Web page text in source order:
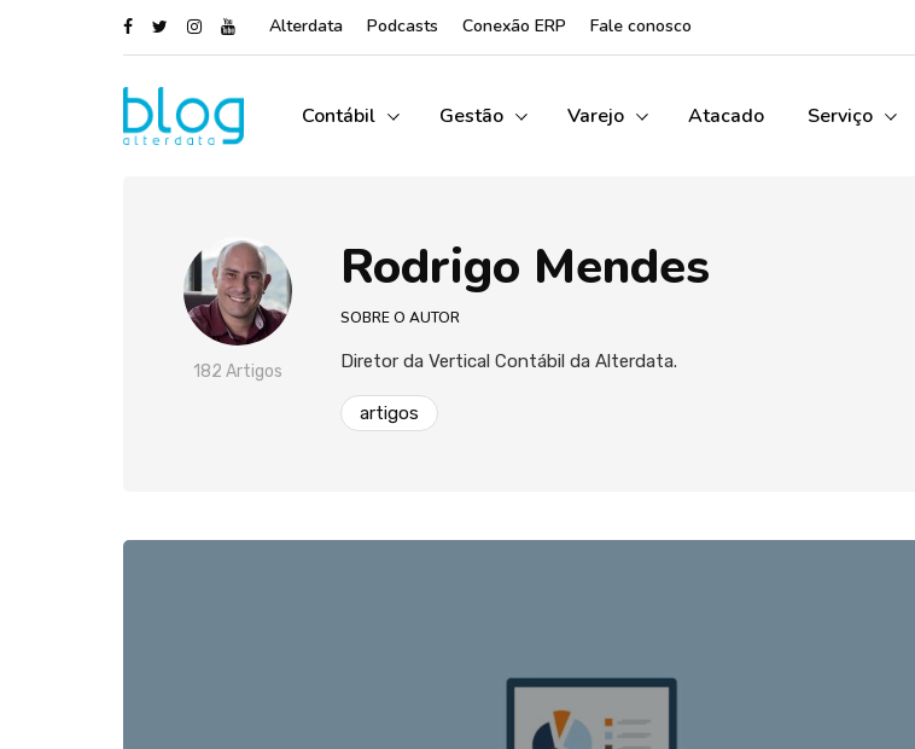
Alterdata Podcasts Conexão ERP Fale conosco
Contábil Gestão Varejo Atacado Serviço
182 Artigos
Rodrigo Mendes
SOBRE O AUTOR
Diretor da Vertical Contábil da Alterdata.
artigos